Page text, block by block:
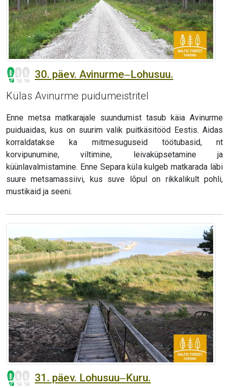
30. päev. Avinurme‒Lohusuu.
Külas Avinurme puidumeistritel
Enne metsa matkarajale suundumist tasub käia Avinurme
puiduaidas, kus on suurim valik puitkäsitööd Eestis. Aidas
korraldatakse ka mitmesuguseid töötubasid, nt
korvipunumine, viltimine, leivaküpsetamine ja
küünlavalmistamine. Enne Separa küla kulgeb matkarada läbi
suure metsamassiivi, kus suve lõpul on rikkalikult pohli,
mustikaid ja seeni.
31. päev. Lohusuu‒Kuru.